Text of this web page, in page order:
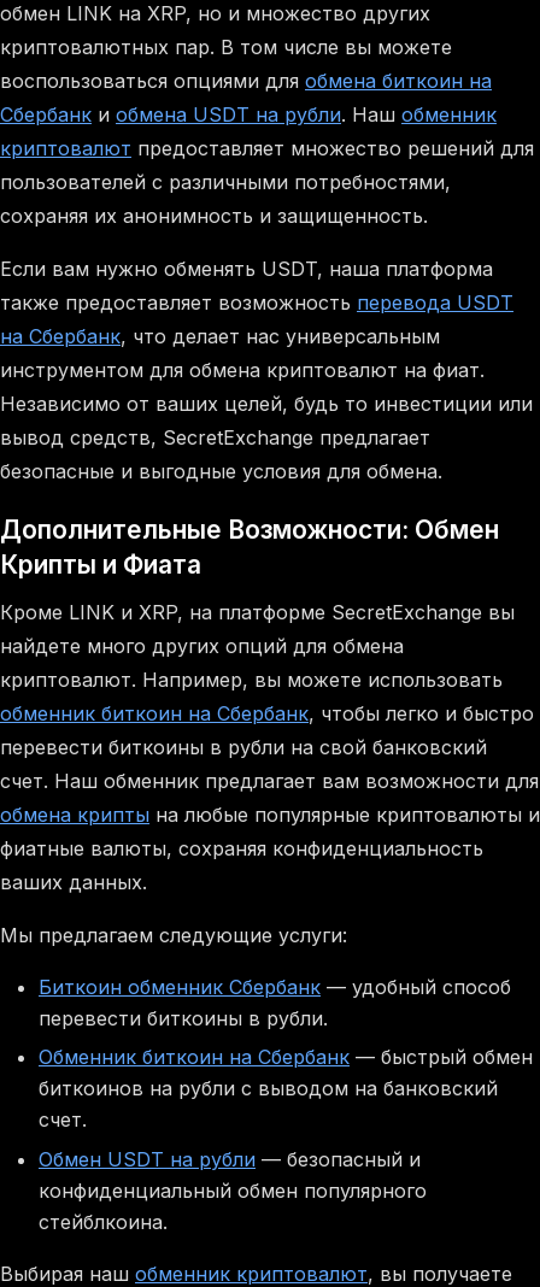
обмен LINK на XRP, но и множество других
криптовалютных пар. В том числе вы можете
воспользоваться опциями для обмена биткоин на
Сбербанк и обмена USDT на рубли. Наш обменник
криптовалют предоставляет множество решений для
пользователей с различными потребностями,
сохраняя их анонимность и защищенность.
Если вам нужно обменять USDT, наша платформа
также предоставляет возможность перевода USDT
на Сбербанк, что делает нас универсальным
инструментом для обмена криптовалют на фиат.
Независимо от ваших целей, будь то инвестиции или
вывод средств, SecretExchange предлагает
безопасные и выгодные условия для обмена.
Дополнительные Возможности: Обмен
Крипты и Фиата
Кроме LINK и XRP, на платформе SecretExchange вы
найдете много других опций для обмена
криптовалют. Например, вы можете использовать
обменник биткоин на Сбербанк, чтобы легко и быстро
перевести биткоины в рубли на свой банковский
счет. Наш обменник предлагает вам возможности для
обмена крипты на любые популярные криптовалюты и
фиатные валюты, сохраняя конфиденциальность
ваших данных.
Мы предлагаем следующие услуги:
Биткоин обменник Сбербанк — удобный способ
перевести биткоины в рубли.
Обменник биткоин на Сбербанк — быстрый обмен
биткоинов на рубли с выводом на банковский
счет.
Обмен USDT на рубли — безопасный и
конфиденциальный обмен популярного
стейблкоина.
Выбирая наш обменник криптовалют, вы получаете